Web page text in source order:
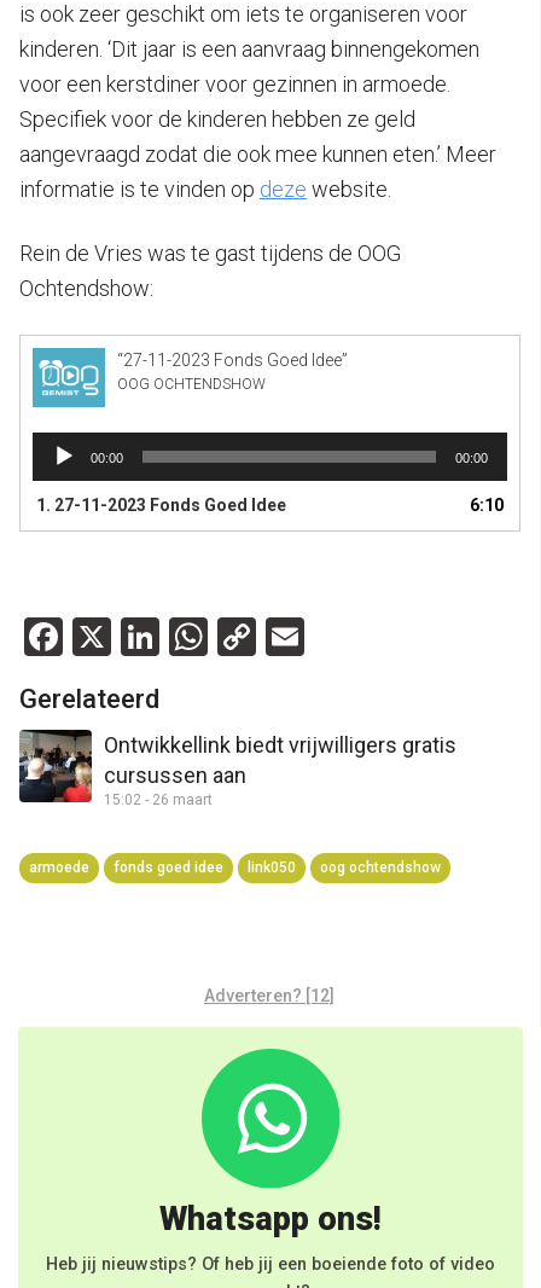
is ook zeer geschikt om iets te organiseren voor
kinderen. ‘Dit jaar is een aanvraag binnengekomen
voor een kerstdiner voor gezinnen in armoede.
Specifiek voor de kinderen hebben ze geld
aangevraagd zodat die ook mee kunnen eten.’ Meer
informatie is te vinden op deze website.
Rein de Vries was te gast tijdens de OOG
Ochtendshow:
“27-11-2023 Fonds Goed Idee”
OOG OCHTENDSHOW
Audiospeler
00:00 00:00
1. 27-11-2023 Fonds Goed Idee 6:10
Facebook
X LinkedIn
WhatsApp
Copy
Gerelateerd
Ontwikkellink biedt vrijwilligers gratis
cursussen aan
15:02 - 26 maart
armoede fonds goed idee link050 oog ochtendshow
Adverteren? [12]
Whatsapp ons!
Heb jij nieuwstips? Of heb jij een boeiende foto of video